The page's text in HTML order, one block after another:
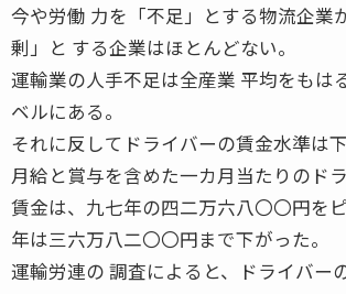
今や労働 力を「不足」とする物流企業
剰」と する企業はほとんどない。
運輸業の人手不足は全産業 平均をもは
ベルにある。
それに反してドライバーの賃金水準は下
月給と賞与を含めた一カ月当たりのド
賃金は、九七年の四二万六八〇〇円を
年は三六万八二〇〇円まで下がった。
運輸労連の 調査によると、ドライバー